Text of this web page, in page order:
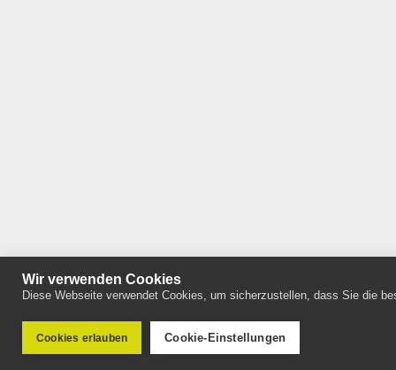
Wir verwenden Cookies
Diese Webseite verwendet Cookies, um sicherzustellen, dass Sie die
Cookies erlauben Cookie-Einstellungen